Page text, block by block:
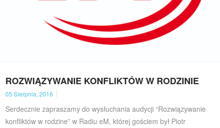
ROZWIĄZYWANIE KONFLIKTÓW W RODZINIE
05 Sierpnia, 2016
Serdecznie zapraszamy do wysłuchania audycji “Rozwiązywanie
konfliktów w rodzine” w Radiu eM, której gościem był Piotr